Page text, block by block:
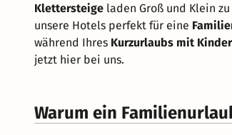
Klettersteige laden Groß und Klein
unsere Hotels perfekt für eine
während Ihres Kurzurlaubs mit
jetzt hier bei uns.
Warum ein